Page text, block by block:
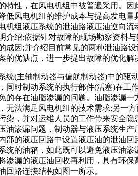
特性，在风电机组中被普遍采用。因
低风电机组的维护成本与提高发电量
机组液压系统的泄油路液压油逆向流
介绍;依据针对故障的现场勘察资料
成因;并介绍目前常见的两种泄油路
的优缺点，进一步提出故障的优化解
(主轴制动器与偏航制动器)中的驱
同时制动系统的执行部件(活塞)在工
的存在油脂渗漏的问题。油脂渗漏一
无法满足风电机组的技术需求;另一
染，并对运维人员的工作带来安全隐
油渗漏问题，制动器与液压系统生产
部的液压回路中设置液压油的泄油回
统的油箱，如此既可以避免液压油渗
渗漏的液压油回收再利用，具有环保
回路连接结构如图一所示。